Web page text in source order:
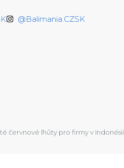
@Balimania.CZSK
červnové lhůty pro firmy v Indonésii.